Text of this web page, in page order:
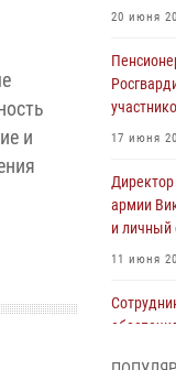
и
20 июня
17 июня
армии
и личный
11 июня